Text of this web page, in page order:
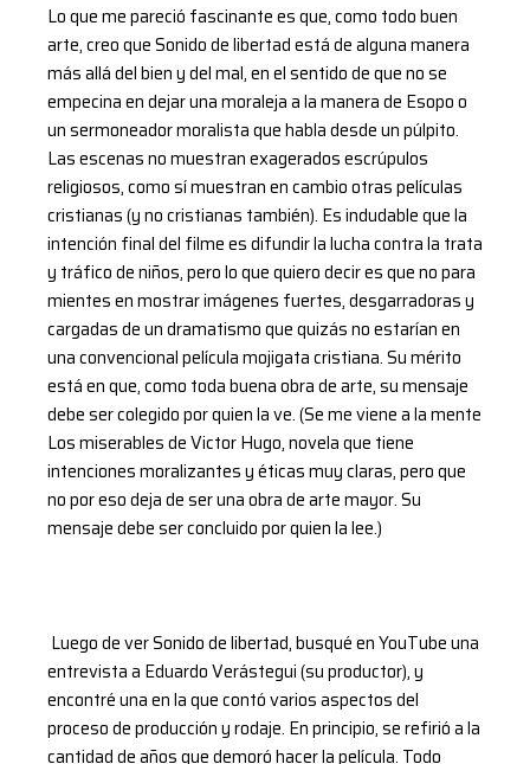
Lo que me pareció fascinante es que, como todo buen
arte, creo que Sonido de libertad está de alguna manera
más allá del bien y del mal, en el sentido de que no se
empecina en dejar una moraleja a la manera de Esopo o
un sermoneador moralista que habla desde un púlpito.
Las escenas no muestran exagerados escrúpulos
religiosos, como sí muestran en cambio otras películas
cristianas (y no cristianas también). Es indudable que la
intención final del filme es difundir la lucha contra la trata
y tráfico de niños, pero lo que quiero decir es que no para
mientes en mostrar imágenes fuertes, desgarradoras y
cargadas de un dramatismo que quizás no estarían en
una convencional película mojigata cristiana. Su mérito
está en que, como toda buena obra de arte, su mensaje
debe ser colegido por quien la ve. (Se me viene a la mente
Los miserables de Victor Hugo, novela que tiene
intenciones moralizantes y éticas muy claras, pero que
no por eso deja de ser una obra de arte mayor. Su
mensaje debe ser concluido por quien la lee.)
Luego de ver Sonido de libertad, busqué en YouTube una
entrevista a Eduardo Verástegui (su productor), y
encontré una en la que contó varios aspectos del
proceso de producción y rodaje. En principio, se refirió a la
cantidad de años que demoró hacer la película. Todo